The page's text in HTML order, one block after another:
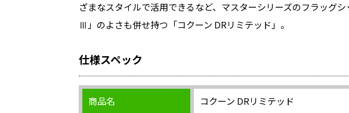
ざまなスタイルで活用できるなど、マスターシリーズのフラッグ
Ⅲ」のよさも併せ持つ「コクーン DRリミテッド」。
仕様スペック
商品名 コクーン DRリミテッド